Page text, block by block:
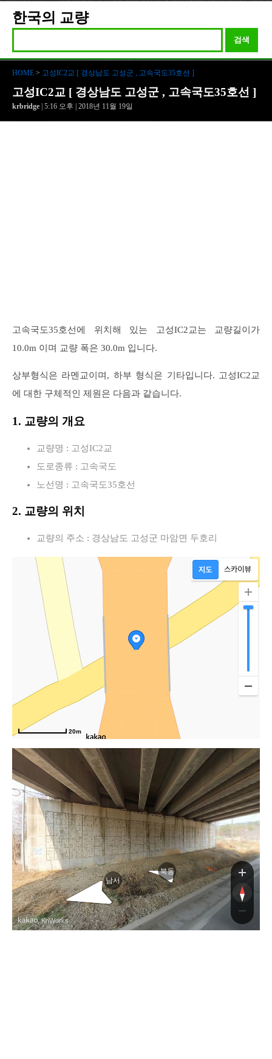
한국의 교량
검색
HOME > 고성IC2교 [ 경상남도 고성군 , 고속국도35호선 ]
고성IC2교 [ 경상남도 고성군 , 고속국도35호선 ]
krbridge | 5:16 오후 | 2018년 11월 19일
고속국도35호선에 위치해 있는 고성IC2교는 교량길이가
10.0m 이며 교량 폭은 30.0m 입니다.
상부형식은 라멘교이며, 하부 형식은 기타입니다. 고성IC2교
에 대한 구체적인 제원은 다음과 같습니다.
1. 교량의 개요
교량명 : 고성IC2교
도로종류 : 고속국도
노선명 : 고속국도35호선
2. 교량의 위치
교량의 주소 : 경상남도 고성군 마암면 두호리
20m
남서
북동
, KnWorks